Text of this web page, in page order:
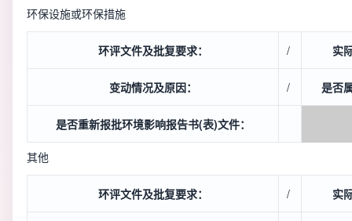
环保设施或环保措施
环评文件及批复要求： / 实
变动情况及原因： / 是否
是否重新报批环境影响报告书(表)文件：
其他
环评文件及批复要求： / 实